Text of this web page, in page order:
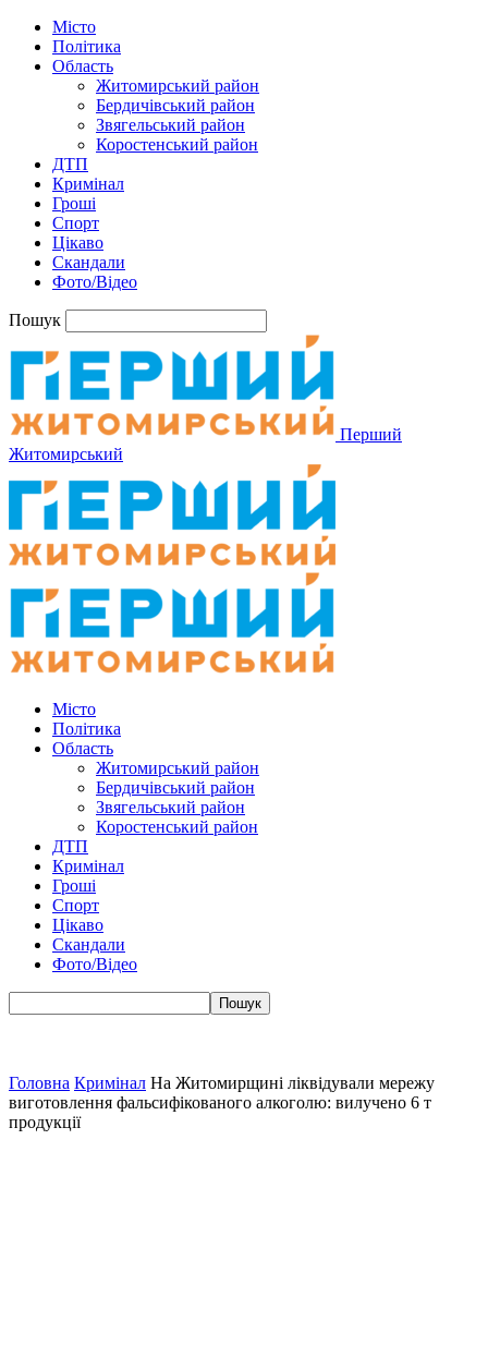
Місто
Політика
Область
Житомирський район
Бердичівський район
Звягельський район
Коростенський район
ДТП
Кримінал
Гроші
Спорт
Цікаво
Скандали
Фото/Відео
Пошук
Перший
Житомирський
Місто
Політика
Область
Житомирський район
Бердичівський район
Звягельський район
Коростенський район
ДТП
Кримінал
Гроші
Спорт
Цікаво
Скандали
Фото/Відео
Головна Кримінал На Житомирщині ліквідували мережу
виготовлення фальсифікованого алкоголю: вилучено 6 т
продукції